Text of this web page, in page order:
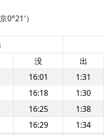
）
没 出
16:01 1:31
16:18 1:30
16:25 1:38
16:29 1:34